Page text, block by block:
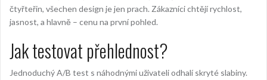
čtyřteřin, všechen design je jen prach. Zákazníci chtějí rychlost,
jasnost, a hlavně – cenu na první pohled.
Jak testovat přehlednost?
Jednoduchý A/B test s náhodnými uživateli odhalí skryté slabiny.